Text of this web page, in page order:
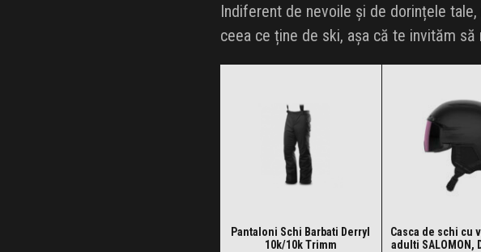
Indiferent de nevoile și de dorințele
ceea ce ține de ski, așa că te invităm
Pantaloni Schi Barbati Derryl
10k/10k Trimm
Casca de schi cu
adulti SALOMON,